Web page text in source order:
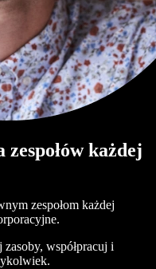
każdej
zespołom każdej
zasoby, współpracuj i